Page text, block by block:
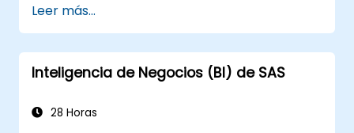
herramientas de BI.
Aprovechar funciones avanzadas para
una exploración integral de datos.
Leer más...
Inteligencia de Negocios (BI) de SAS
28 Horas